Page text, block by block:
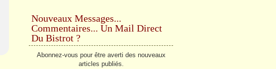
Nouveaux Messages...
Commentaires... Un Mail Direct
Du Bistrot ?
Abonnez-vous pour être averti des nouveaux
articles publiés.